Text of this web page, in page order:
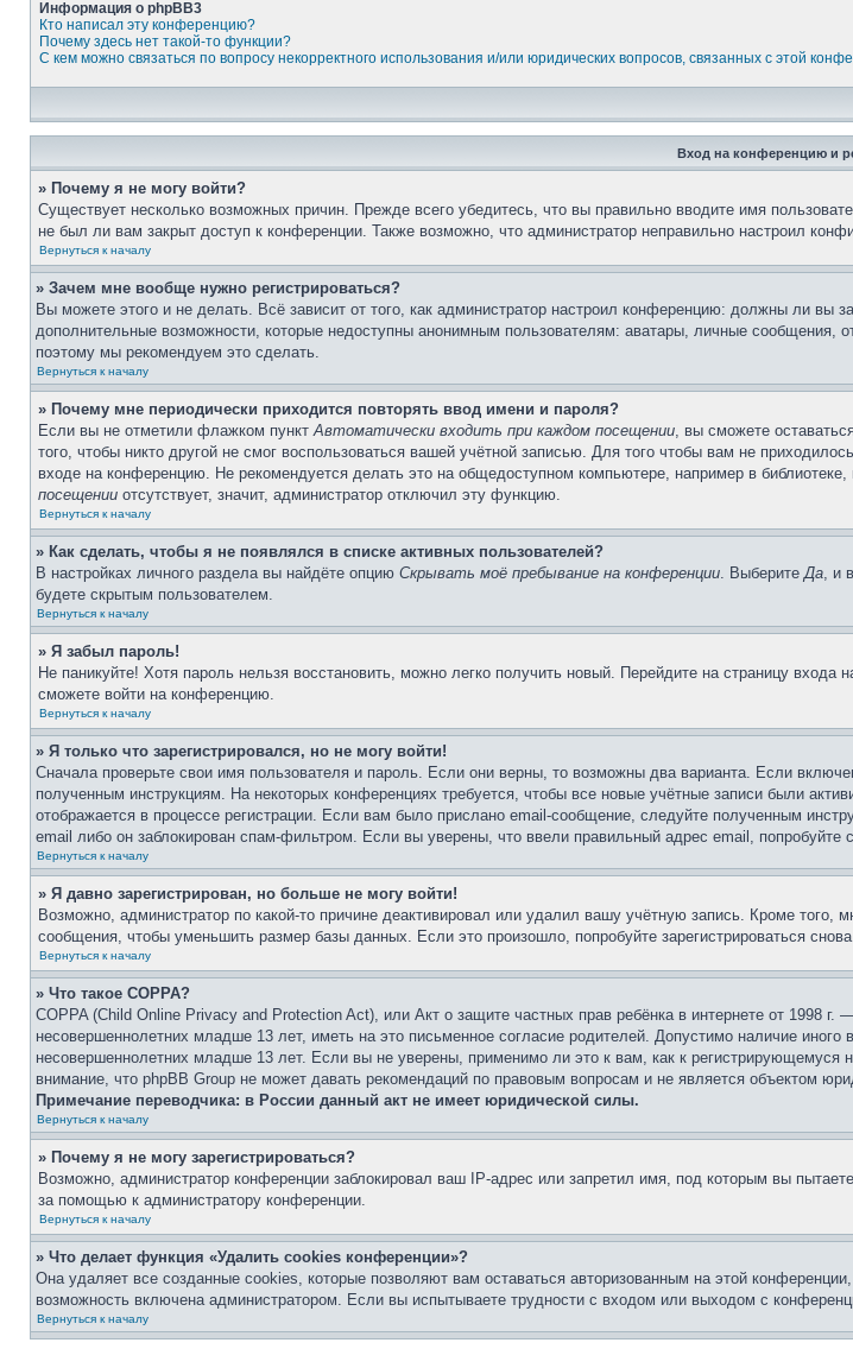
Информация о phpBB3
Кто написал эту конференцию?
Почему здесь нет такой-то функции?
С кем можно связаться по вопросу некорректного использования и/или юридических вопросов, связанных с этой
Вход на конференцию и
» Почему я не могу войти?
Существует несколько возможных причин. Прежде всего убедитесь, что вы правильно вводите имя
не был ли вам закрыт доступ к конференции. Также возможно, что администратор неправильно настроил
Вернуться к началу
» Зачем мне вообще нужно регистрироваться?
Вы можете этого и не делать. Всё зависит от того, как администратор настроил конференцию: должны ли вы
дополнительные возможности, которые недоступны анонимным пользователям: аватары, личные сообщения,
поэтому мы рекомендуем это сделать.
Вернуться к началу
» Почему мне периодически приходится повторять ввод имени и пароля?
Если вы не отметили флажком пунктАвтоматически входить при каждом посещении, вы сможете
того, чтобы никто другой не смог воспользоваться вашей учётной записью. Для того чтобы вам не
входе на конференцию. Не рекомендуется делать это на общедоступном компьютере, например в
посещении отсутствует, значит, администратор отключил эту функцию.
Вернуться к началу
» Как сделать, чтобы я не появлялся в списке активных пользователей?
В настройках личного раздела вы найдёте опцию Скрывать моё пребывание на конференции. ВыберитеДа, и
будете скрытым пользователем.
Вернуться к началу
» Я забыл пароль!
Не паникуйте! Хотя пароль нельзя восстановить, можно легко получить новый. Перейдите на страницу
сможете войти на конференцию.
Вернуться к началу
» Я только что зарегистрировался, но не могу войти!
Сначала проверьте свои имя пользователя и пароль. Если они верны, то возможны два варианта. Если
полученным инструкциям. На некоторых конференциях требуется, чтобы все новые учётные записи были
отображается в процессе регистрации. Если вам было прислано email-сообщение, следуйте полученным
email либо он заблокирован спам-фильтром. Если вы уверены, что ввели правильный адрес email, попробуйте
Вернуться к началу
» Я давно зарегистрирован, но больше не могу войти!
Возможно, администратор по какой-то причине деактивировал или удалил вашу учётную запись. Кроме
сообщения, чтобы уменьшить размер базы данных. Если это произошло, попробуйте зарегистрироваться
Вернуться к началу
» Что такое COPPA?
COPPA (Child Online Privacy and Protection Act), или Акт о защите частных прав ребёнка в интернете от 1998
несовершеннолетних младше 13 лет, иметь на это письменное согласие родителей. Допустимо наличие
несовершеннолетних младше 13 лет. Если вы не уверены, применимо ли это к вам, как к
внимание, что phpBB Group не может давать рекомендаций по правовым вопросам и не является объектом
Примечание переводчика: в России данный акт не имеет юридической силы.
Вернуться к началу
» Почему я не могу зарегистрироваться?
Возможно, администратор конференции заблокировал ваш IP-адрес или запретил имя, под которым вы
за помощью к администратору конференции.
Вернуться к началу
» Что делает функция «Удалить cookies конференции»?
Она удаляет все созданные cookies, которые позволяют вам оставаться авторизованным на этой
возможность включена администратором. Если вы испытываете трудности с входом или выходом с
Вернуться к началу